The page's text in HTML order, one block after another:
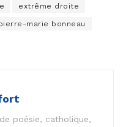
extrême droite
marie bonneau
poésie, catholique,